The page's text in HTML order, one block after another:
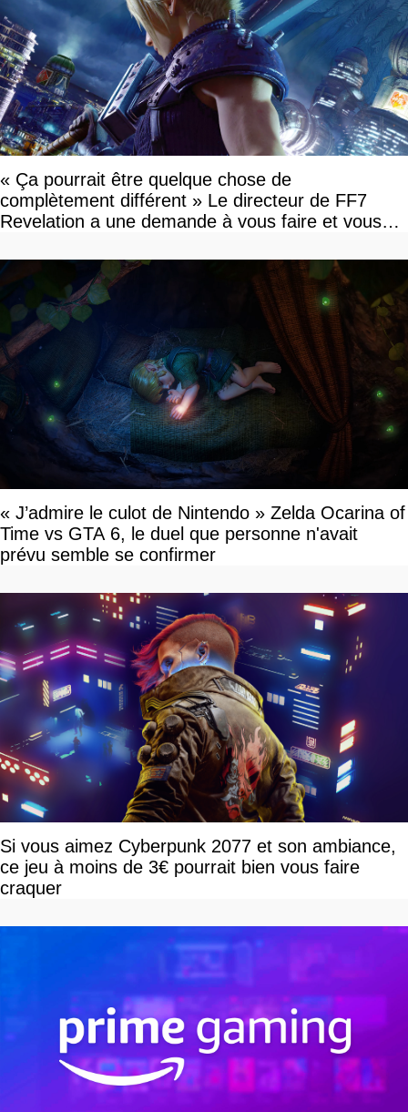
« Ça pourrait être quelque chose de
complètement différent » Le directeur de FF7
Revelation a une demande à vous faire et vous
« J’admire le culot de Nintendo » Zelda Ocarina of
Time vs GTA 6, le duel que personne n'avait
prévu semble se confirmer
Si vous aimez Cyberpunk 2077 et son ambiance,
ce jeu à moins de 3€ pourrait bien vous faire
craquer